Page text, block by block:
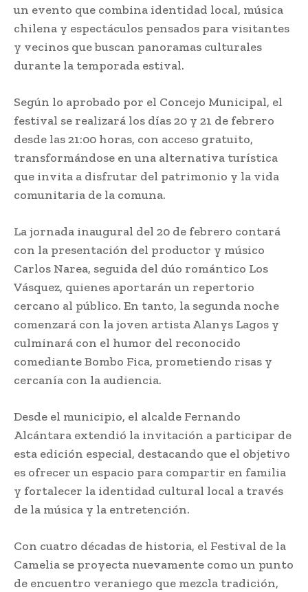
un evento que combina identidad local, música
chilena y espectáculos pensados para visitantes
y vecinos que buscan panoramas culturales
durante la temporada estival.
Según lo aprobado por el Concejo Municipal, el
festival se realizará los días 20 y 21 de febrero
desde las 21:00 horas, con acceso gratuito,
transformándose en una alternativa turística
que invita a disfrutar del patrimonio y la vida
comunitaria de la comuna.
La jornada inaugural del 20 de febrero contará
con la presentación del productor y músico
Carlos Narea, seguida del dúo romántico Los
Vásquez, quienes aportarán un repertorio
cercano al público. En tanto, la segunda noche
comenzará con la joven artista Alanys Lagos y
culminará con el humor del reconocido
comediante Bombo Fica, prometiendo risas y
cercanía con la audiencia.
Desde el municipio, el alcalde Fernando
Alcántara extendió la invitación a participar de
esta edición especial, destacando que el objetivo
es ofrecer un espacio para compartir en familia
y fortalecer la identidad cultural local a través
de la música y la entretención.
Con cuatro décadas de historia, el Festival de la
Camelia se proyecta nuevamente como un punto
de encuentro veraniego que mezcla tradición,